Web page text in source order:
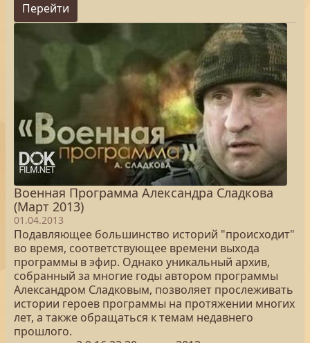
Перейти
Военная Программа Александра Сладкова
(Март 2013)
01.04.2013
Подавляющее большинство историй "происходит"
во время, соответствующее времени выхода
программы в эфир. Однако уникальный архив,
собранный за многие годы автором программы
Александром Сладковым, позволяет прослеживать
истории героев программы на протяжении многих
лет, а также обращаться к темам недавнего
прошлого.